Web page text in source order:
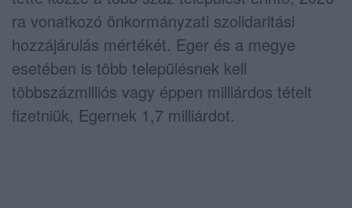
ra vonatkozó önkormányzati szolidaritási
hozzájárulás mértékét. Eger és a megye
esetében is több településnek kell
többszázmilliós vagy éppen milliárdos tételt
fizetniük, Egernek 1,7 milliárdot.